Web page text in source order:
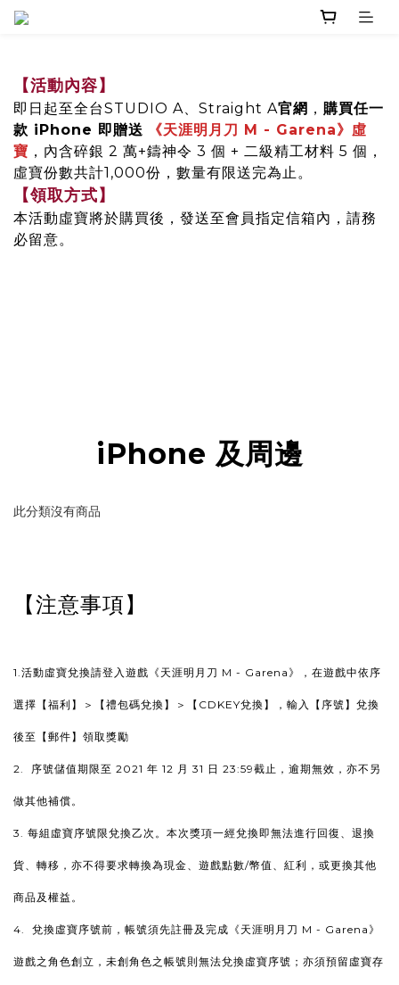
【活動內容】
即日起至全台STUDIO A、Straight A官網 ， 購買任一
款 iPhone 即贈送
《天涯明月刀 M - Garena》虛
寶 ，內含碎銀 2 萬+鑄神令 3 個 + 二級精工材料 5 個，
虛寶份數共計1,000份，數量有限送完為止。
【領取方式】
本活動虛寶將於購買後，發送至會員指定信箱內，請務
必留意。
iPhone 及周邊
此分類沒有商品
【注意事項】
1.活動虛寶兌換請登入遊戲《天涯明月刀 M - Garena》，在遊戲中依序
選擇【福利】＞【禮包碼兌換】＞【CDKEY兌換】，輸入【序號】兌換
後至【郵件】領取獎勵
2. 序號儲值期限至 2021 年 12 月 31 日 23:59截止，逾期無效，亦不另
做其他補償。
3. 每組虛寶序號限兌換乙次。本次獎項一經兌換即無法進行回復、退換
貨、轉移，亦不得要求轉換為現金、遊戲點數/幣值、紅利，或更換其他
商品及權益。
4. 兌換虛寶序號前，帳號須先註冊及完成《天涯明月刀 M - Garena》
遊戲之角色創立，未創角色之帳號則無法兌換虛寶序號；亦須預留虛寶存